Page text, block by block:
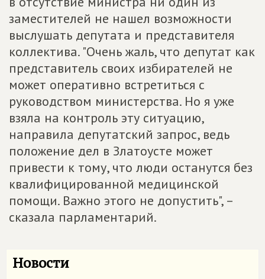
заместителей не нашел возможности
выслушать депутата и представителя
коллектива. "Очень жаль, что депутат как
представитель своих избирателей не
может оперативно встретиться с
руководством министерства. Но я уже
взяла на контроль эту ситуацию,
направила депутатский запрос, ведь
положение дел в Златоусте может
привести к тому, что люди останутся без
квалифицированной медицинской
помощи. Важно этого не допустить", –
сказала парламентарий.
Новости